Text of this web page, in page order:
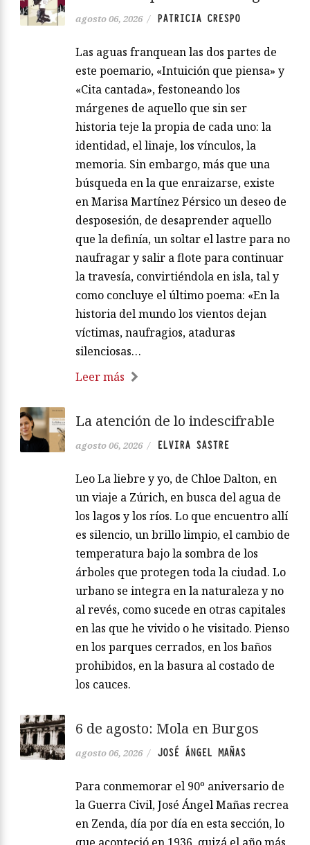
agosto 06, 2026 / PATRICIA CRESPO
Las aguas franquean las dos partes de
este poemario, «Intuición que piensa» y
«Cita cantada», festoneando los
márgenes de aquello que sin ser
historia teje la propia de cada uno: la
identidad, el linaje, los vínculos, la
memoria. Sin embargo, más que una
búsqueda en la que enraizarse, existe
en Marisa Martínez Pérsico un deseo de
desposesión, de desaprender aquello
que la definía, un soltar el lastre para no
naufragar y salir a flote para continuar
la travesía, convirtiéndola en isla, tal y
como concluye el último poema: «En la
historia del mundo los vientos dejan
víctimas, naufragios, ataduras
silenciosas…
Leer más
La atención de lo indescifrable
agosto 06, 2026 / ELVIRA SASTRE
Leo La liebre y yo, de Chloe Dalton, en
un viaje a Zúrich, en busca del agua de
los lagos y los ríos. Lo que encuentro allí
es silencio, un brillo limpio, el cambio de
temperatura bajo la sombra de los
árboles que protegen toda la ciudad. Lo
urbano se integra en la naturaleza y no
al revés, como sucede en otras capitales
en las que he vivido o he visitado. Pienso
en los parques cerrados, en los baños
prohibidos, en la basura al costado de
los cauces.
6 de agosto: Mola en Burgos
agosto 06, 2026 / JOSÉ ÁNGEL MAÑAS
Para conmemorar el 90º aniversario de
la Guerra Civil, José Ángel Mañas recrea
en Zenda, día por día en esta sección, lo